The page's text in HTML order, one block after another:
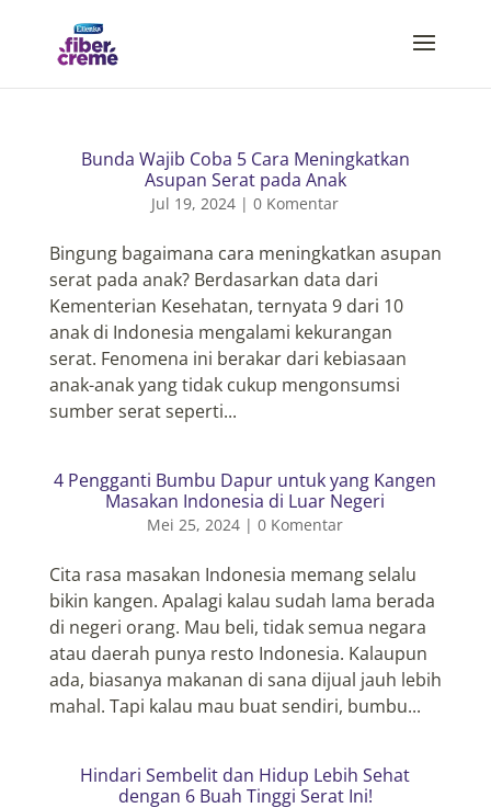
Bunda Wajib Coba 5 Cara Meningkatkan
Asupan Serat pada Anak
Jul 19, 2024 |0 Komentar
Bingung bagaimana cara meningkatkan asupan
serat pada anak? Berdasarkan data dari
Kementerian Kesehatan, ternyata 9 dari 10
anak di Indonesia mengalami kekurangan
serat. Fenomena ini berakar dari kebiasaan
anak-anak yang tidak cukup mengonsumsi
sumber serat seperti...
4 Pengganti Bumbu Dapur untuk yang Kangen
Masakan Indonesia di Luar Negeri
Mei 25, 2024 |0 Komentar
Cita rasa masakan Indonesia memang selalu
bikin kangen. Apalagi kalau sudah lama berada
di negeri orang. Mau beli, tidak semua negara
atau daerah punya resto Indonesia. Kalaupun
ada, biasanya makanan di sana dijual jauh lebih
mahal. Tapi kalau mau buat sendiri, bumbu...
Hindari Sembelit dan Hidup Lebih Sehat
dengan 6 Buah Tinggi Serat Ini!